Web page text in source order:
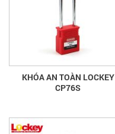
KHÓA AN TOÀN LOCKEY
CP76S